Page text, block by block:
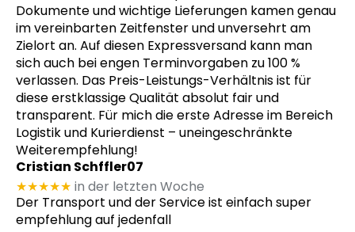
Dokumente und wichtige Lieferungen kamen genau
im vereinbarten Zeitfenster und unversehrt am
Zielort an. Auf diesen Expressversand kann man
sich auch bei engen Terminvorgaben zu 100 %
verlassen. Das Preis-Leistungs-Verhältnis ist für
diese erstklassige Qualität absolut fair und
transparent. Für mich die erste Adresse im Bereich
Logistik und Kurierdienst – uneingeschränkte
Weiterempfehlung!
Cristian Schffler07
★★★★★ in der letzten Woche
Der Transport und der Service ist einfach super
empfehlung auf jedenfall